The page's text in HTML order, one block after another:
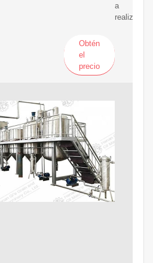
a
realizar
Obtén
el
precio